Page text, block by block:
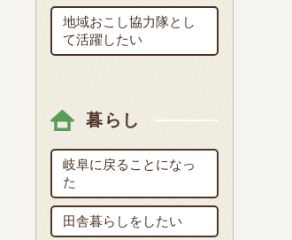
地域おこし協力隊とし
て活躍したい
暮らし
岐阜に戻ることになっ
た
田舎暮らしをしたい